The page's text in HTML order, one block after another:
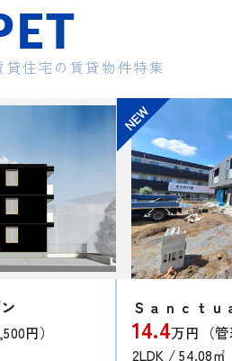
貸住宅の賃貸物件特集
円）
NEW
14.4万円（
2LDK / 54.08㎡